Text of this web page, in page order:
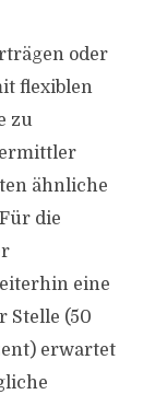
oder
flexiblen
zu
ähnliche
die
eine
Stelle (50
erwartet